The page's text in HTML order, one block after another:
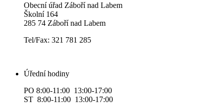
Obecní úřad Záboří nad Labem
Školní 164
285 74 Záboří nad Labem
Tel/Fax: 321 781 285
Úřední hodiny
PO 8:00-11:00 13:00-17:00
ST 8:00-11:00 13:00-17:00